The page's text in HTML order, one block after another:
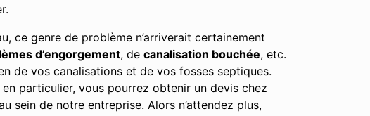
ce genre de problème n’arriverait certainement
d’engorgement, de canalisation bouchée, etc.
de vos canalisations et de vos fosses septiques.
particulier, vous pourrez obtenir un devis chez
sein de notre entreprise. Alors n’attendez plus,